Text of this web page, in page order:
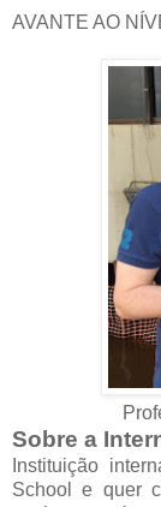
AVANTE AO
Sobre a
Instituição
School e quer